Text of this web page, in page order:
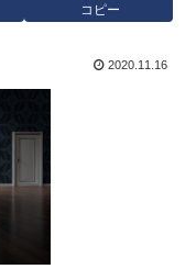
コピー
2020.11.16